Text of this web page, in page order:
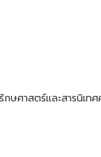
ศาสตร์และสารนิเท